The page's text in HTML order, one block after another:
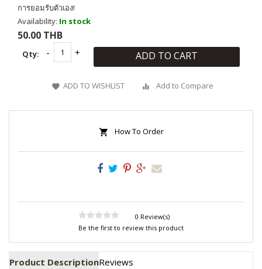
การยอมรับตัวเอง!
Availability: In stock
50.00 THB
Qty: ADD TO CART
ADD TO WISHLIST Add to Compare
How To Order
0 Review(s)
Be the first to review this product
Product DescriptionReviews